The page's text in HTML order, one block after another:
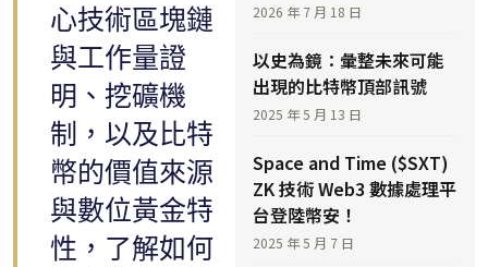
心技術區塊鏈
與工作量證
明、挖礦機
制，以及比特
幣的價值來源
與數位黃金特
性，了解如何
2026 年 7 月 18 日
以史為鏡：彙整未來可能
出現的比特幣頂部訊號
2025 年 5 月 13 日
Space and Time ($SXT)
ZK 技術 Web3 數據處理平
台登陸幣安！
2025 年 5 月 7 日